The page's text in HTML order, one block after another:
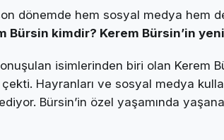
dönemde hem sosyal medya hem
Bürsin kimdir? Kerem Bürsin’in
isimlerinden biri olan Kerem
Hayranları ve sosyal medya
Bürsin’in özel yaşamında